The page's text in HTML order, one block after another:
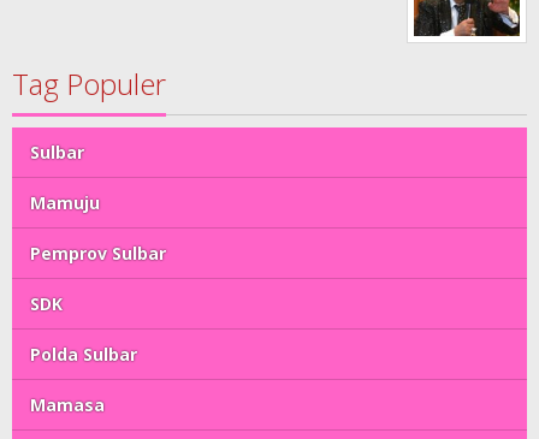
Tag Populer
Sulbar
Mamuju
Pemprov Sulbar
SDK
Polda Sulbar
Mamasa